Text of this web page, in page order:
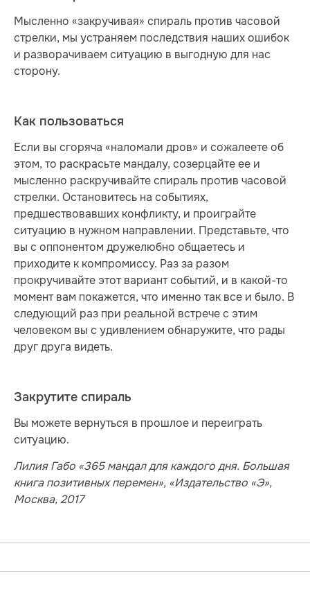
Мысленно «закручивая» спираль против часовой
стрелки, мы устраняем последствия наших ошибок
и разворачиваем ситуацию в выгодную для нас
сторону.
Как пользоваться
Если вы сгоряча «наломали дров» и сожалеете об
этом, то раскрасьте мандалу, созерцайте ее и
мысленно раскручивайте спираль против часовой
стрелки. Остановитесь на событиях,
предшествовавших конфликту, и проиграйте
ситуацию в нужном направлении. Представьте, что
вы с оппонентом дружелюбно общаетесь и
приходите к компромиссу. Раз за разом
прокручивайте этот вариант событий, и в какой-то
момент вам покажется, что именно так все и было. В
следующий раз при реальной встрече с этим
человеком вы с удивлением обнаружите, что рады
друг друга видеть.
Закрутите спираль
Вы можете вернуться в прошлое и переиграть
ситуацию.
Лилия Габо «365 мандал для каждого дня. Большая
книга позитивных перемен», «Издательство «Э»,
Москва, 2017